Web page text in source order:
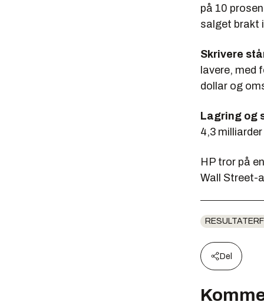
på 10
salget brakt
Skrivere
lavere, med
dollar og
Lagring og
4,3
HP tror på
Wall Street-
Del